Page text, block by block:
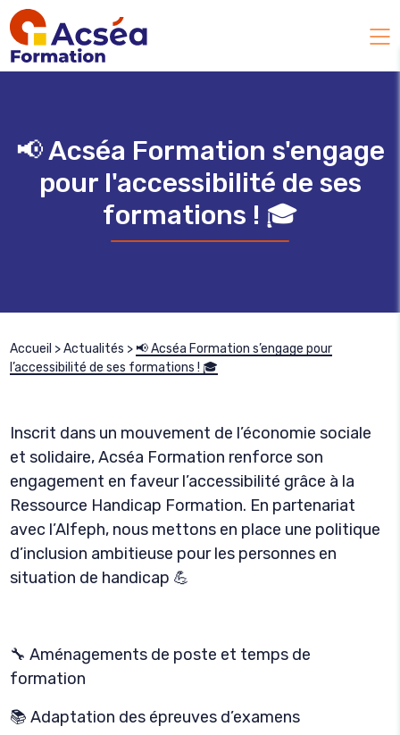
📢 Acséa Formation s'engage
pour l'accessibilité de ses
formations ! 🎓
Accueil >Actualités >📢 Acséa Formation s’engage pour
l’accessibilité de ses formations ! 🎓
Inscrit dans un mouvement de l’économie sociale
et solidaire, Acséa Formation renforce son
engagement en faveur l’accessibilité grâce à la
Ressource Handicap Formation. En partenariat
avec l’Alfeph, nous mettons en place une politique
d’inclusion ambitieuse pour les personnes en
situation de handicap 💪
🔧 Aménagements de poste et temps de
formation
📚 Adaptation des épreuves d’examens